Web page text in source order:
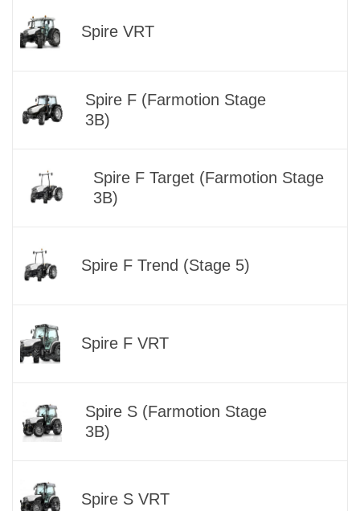
Spire VRT
Spire F (Farmotion Stage
3B)
Spire F Target (Farmotion Stage
3B)
Spire F Trend (Stage 5)
Spire F VRT
Spire S (Farmotion Stage
3B)
Spire S VRT